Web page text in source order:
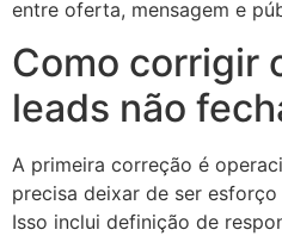
entre oferta, mensagem e
Como corrigir
leads não
A primeira correção é
precisa deixar de ser
Isso inclui definição de